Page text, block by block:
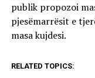
publik propozoi
pjesëmarrësit e
masa kujdesi.
RELATED TOPICS: